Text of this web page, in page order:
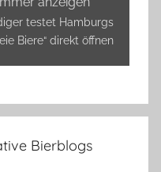
testet Hamburgs
Biere“ direkt öffnen
Bierblogs